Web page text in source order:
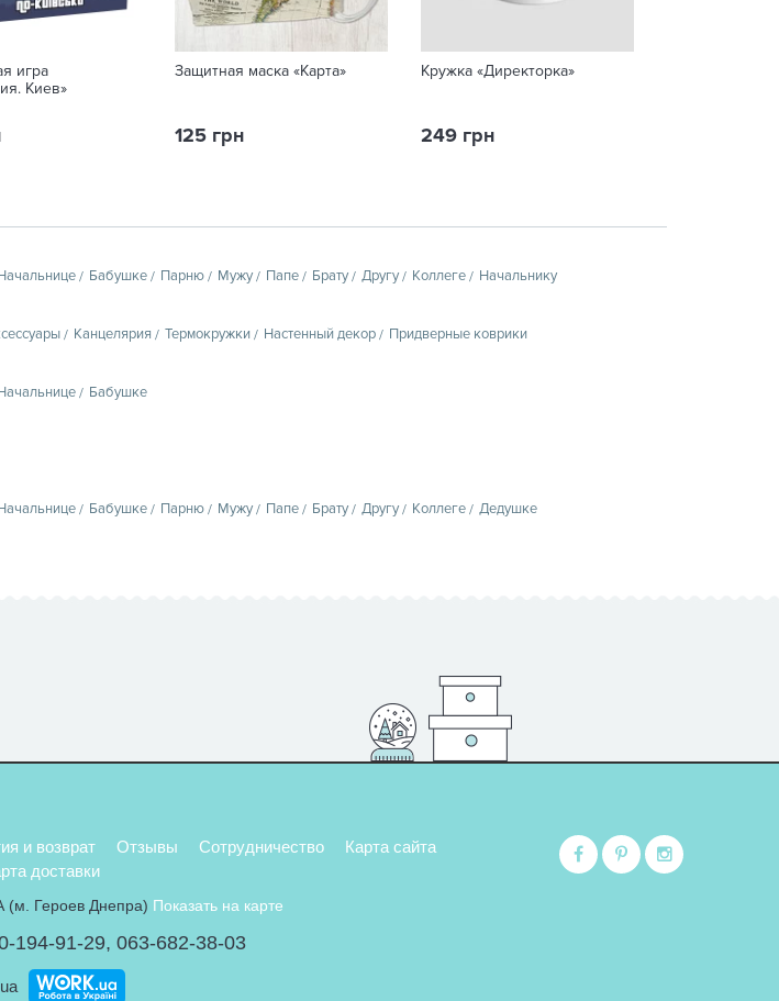
игра
Киев»
Защитная маска «Карта»
125 грн
Кружка «Директорка»
249 грн
Бабушке Парню Мужу Папе Брату Другу Коллеге Начальнику
Канцелярия Термокружки Настенный декор Придверные коврики
Бабушке
Бабушке Парню Мужу Папе Брату Другу Коллеге Дедушке
и возврат Отзывы Сотрудничество
Карта сайта
доставки
(м. Героев Днепра) Показать на карте
194-91-29, 063-682-38-03